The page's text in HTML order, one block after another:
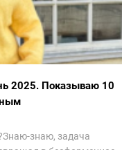
2025. Показываю 10
знаю, задача